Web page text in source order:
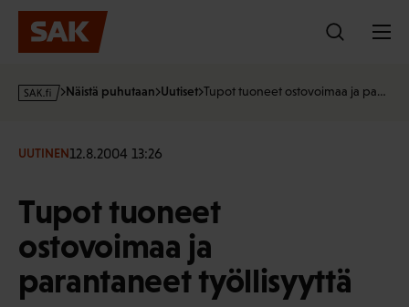
Hyppää
sisältöön
s
·
Näistä puhutaan Uutiset Tupot tuoneet ostovoimaa ja pa…
UUTINEN12.8.2004 13:26
Tupot tuoneet
ostovoimaa ja
parantaneet työllisyyttä